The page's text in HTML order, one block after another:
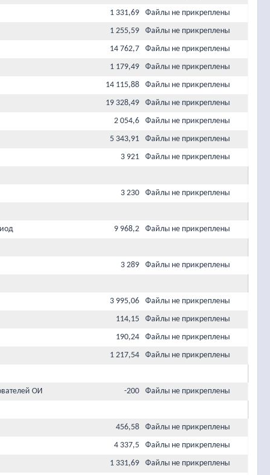
1 331,69
Файлы не прикреплены
1 255,59
Файлы не прикреплены
14 762,7
Файлы не прикреплены
1 179,49
Файлы не прикреплены
14 115,88
Файлы не прикреплены
19 328,49
Файлы не прикреплены
2 054,6
Файлы не прикреплены
5 343,91
Файлы не прикреплены
3 921 Файлы не прикреплены
3 230 Файлы не прикреплены
9 968,2 Файлы не прикреплены
3 289 Файлы не прикреплены
3 995,06
Файлы не прикреплены
114,15
Файлы не прикреплены
190,24
Файлы не прикреплены
1 217,54 Файлы не прикреплены
ОИ -200 Файлы не прикреплены
456,58
Файлы не прикреплены
4 337,5
Файлы не прикреплены
1 331,69
Файлы не прикреплены